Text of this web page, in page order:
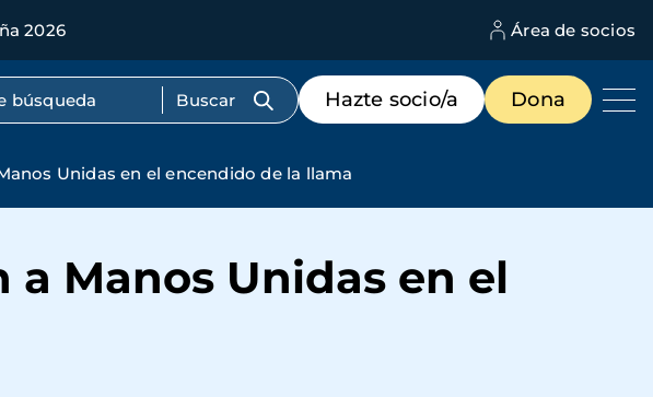
2026 Área de socios
completo
Menú
de
destacados
Hazte socio/a Dona
Unidas en el encendido de la llama
Manos Unidas en el